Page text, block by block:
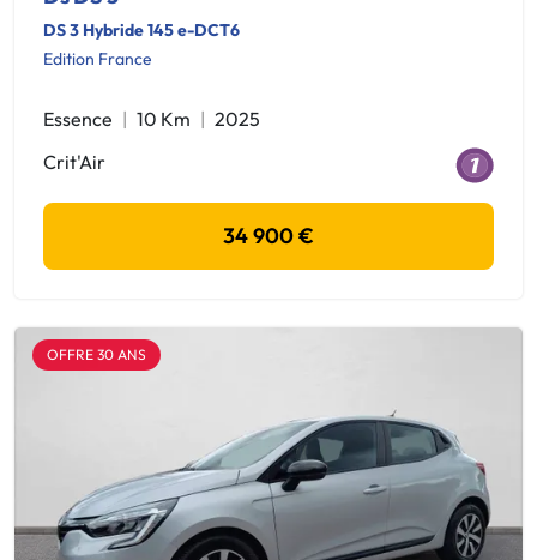
DS 3 Hybride 145 e-DCT6
Edition France
Essence 10 Km
2025
Crit'Air
34 900 €
OFFRE 30 ANS